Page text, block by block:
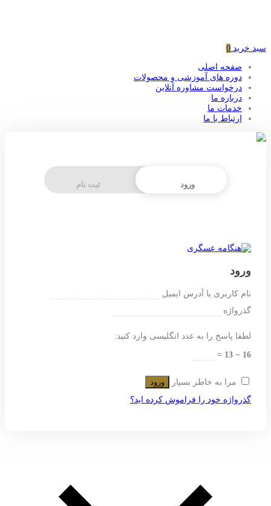
سبد خرید 0
صفحه اصلی
دوره های آموزشی و محصولات
درخواست مشاوره آنلاین
درباره ما
خدمات ما
ارتباط با ما
ورود ثبت نام
ورود
نام کاربری یا آدرس ایمیل
گذرواژه
لطفا پاسخ را به عدد انگلیسی وارد کنید:
16 − 13 =
مرا به خاطر بسپار
ورود
گذرواژه خود را فراموش کرده اید؟